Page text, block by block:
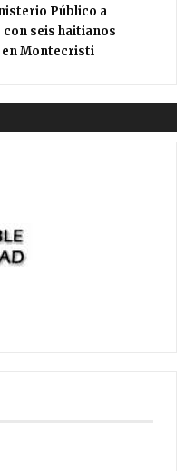
Público a
seis haitianos
Montecristi